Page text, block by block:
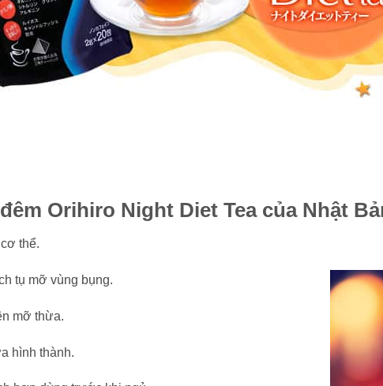
Orihiro Night Diet Tea của Nhật
thể.
tụ mỡ vùng bụng.
mỡ thừa.
hình thành.